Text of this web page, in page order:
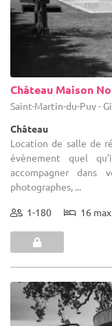
Château Maison
Saint-Martin-du-Puy -
Château
Location de salle de
évènement quel
accompagner dans
photographes, ...
1-180 16 max